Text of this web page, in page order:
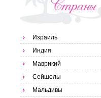
Израиль
Индия
Маврикий
Сейшелы
Мальдивы